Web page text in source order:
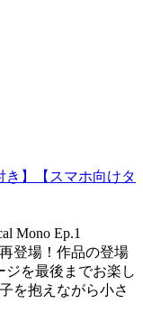
き】【スマホ向けタ
Mono Ep.1
登場！作品の登場
ジを最後までお楽し
を抱えながら小さ